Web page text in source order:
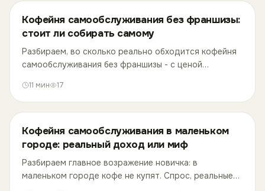
Кофейня самообслуживания без франшизы:
стоит ли собирать самому
Разбираем, во сколько реально обходится кофейня
самообслуживания без франшизы - с ценой
когда выгоднее взять готовое решение.
11 мин 17
Кофейня самообслуживания в маленьком
городе: реальный доход или миф
Разбираем главное возражение новичка: в
маленьком городе кофе не купят. Спрос, реальные